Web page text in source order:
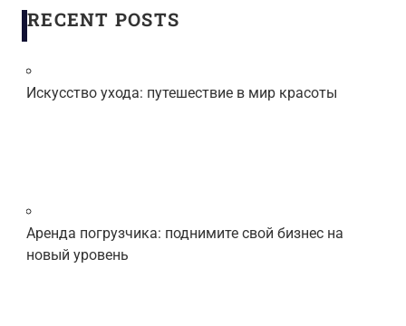
RECENT POSTS
Искусство ухода: путешествие в мир красоты
Аренда погрузчика: поднимите свой бизнес на
новый уровень